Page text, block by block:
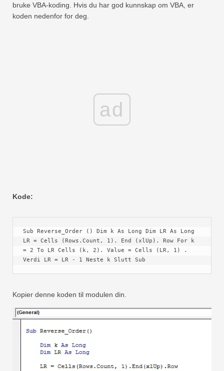
bruke VBA-koding. Hvis du har god kunnskap om VBA, er
koden nedenfor for deg.
ad
Kode:
Sub Reverse_Order () Dim k As Long Dim LR As Long
LR = Cells (Rows.Count, 1). End (xlUp). Row For k
= 2 To LR Cells (k, 2). Value = Cells (LR, 1) .
Verdi LR = LR - 1 Neste k Slutt Sub
Kopier denne koden til modulen din.